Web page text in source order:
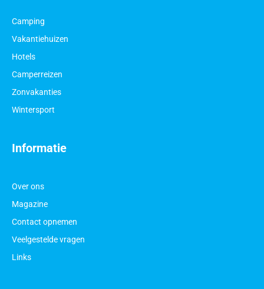
Informatie
Over ons
Magazine
Contact opnemen
Veelgestelde vragen
Links
Camping
Vakantiehuizen
Hotels
Camperreizen
Zonvakanties
Wintersport